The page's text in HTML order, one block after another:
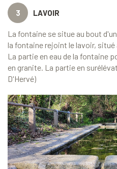
3 LAVOIR
La fontaine se situe au bout
la fontaine rejoint le lavoir,
La partie en eau de la fontaine
en granite. La partie en
D'Hervé)